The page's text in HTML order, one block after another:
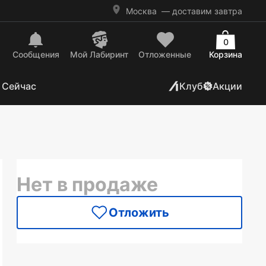
Москва — доставим завтра
Сообщения Mой Лабиринт Отложенные Корзина
0
Клуб Акции
Нет в продаже
Отложить